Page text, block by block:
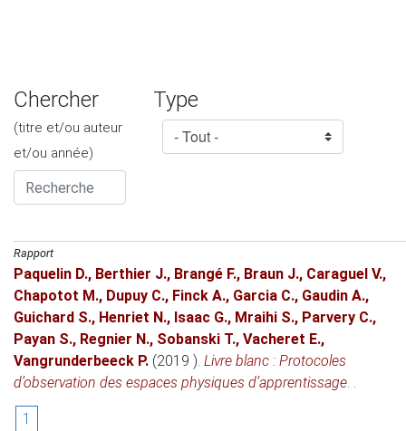
Chercher
(titre et/ou auteur
et/ou année)
Type
Rapport
Paquelin D., Berthier J., Brangé F., Braun J., Caraguel V.,
Chapotot M., Dupuy C., Finck A., Garcia C., Gaudin A.,
Guichard S., Henriet N., Isaac G., Mraihi S., Parvery C.,
Payan S., Regnier N., Sobanski T., Vacheret E.,
Vangrunderbeeck P. (2019 ). Livre blanc : Protocoles
d’observation des espaces physiques d’apprentissage. .
1